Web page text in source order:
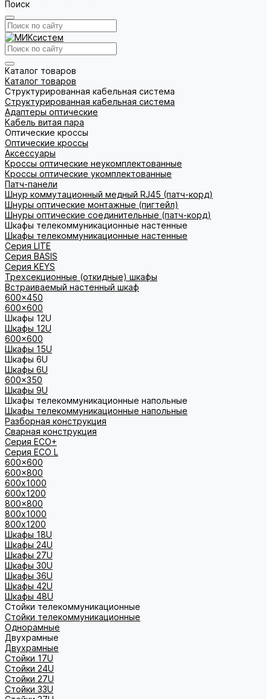
Поиск
Каталог товаров
Каталог товаров
Структурированная кабельная система
Структурированная кабельная система
Адаптеры оптические
Кабель витая пара
Оптические кроссы
Оптические кроссы
Аксессуары
Кроссы оптические неукомплектованные
Кроссы оптические укомплектованные
Патч-панели
Шнур коммутационный медный RJ45 (патч-корд)
Шнуры оптические монтажные (пигтейл)
Шнуры оптические соединительные (патч-корд)
Шкафы телекоммуникационные настенные
Шкафы телекоммуникационные настенные
Cерия LITE
Cерия BASIS
Cерия KEYS
Трехсекционные (откидные) шкафы
Встраиваемый настенный шкаф
600x450
600x600
Шкафы 12U
Шкафы 12U
600x600
Шкафы 15U
Шкафы 6U
Шкафы 6U
600x350
Шкафы 9U
Шкафы телекоммуникационные напольные
Шкафы телекоммуникационные напольные
Разборная конструкция
Сварная конструкция
Серия ECO+
Серия ECO L
600x600
600x800
600х1000
600х1200
800x800
800х1000
800х1200
Шкафы 18U
Шкафы 24U
Шкафы 27U
Шкафы 30U
Шкафы 36U
Шкафы 42U
Шкафы 48U
Стойки телекоммуникационные
Стойки телекоммуникационные
Однорамные
Двухрамные
Двухрамные
Стойки 17U
Стойки 24U
Стойки 27U
Стойки 33U